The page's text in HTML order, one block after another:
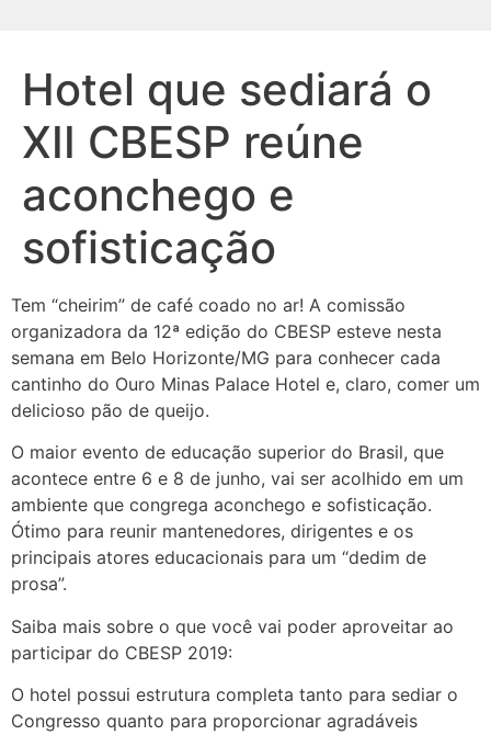
Hotel que sediará o
XII CBESP reúne
aconchego e
sofisticação
Tem “cheirim” de café coado no ar! A comissão
organizadora da 12ª edição do CBESP esteve nesta
semana em Belo Horizonte/MG para conhecer cada
cantinho do Ouro Minas Palace Hotel e, claro, comer um
delicioso pão de queijo.
O maior evento de educação superior do Brasil, que
acontece entre 6 e 8 de junho, vai ser acolhido em um
ambiente que congrega aconchego e sofisticação.
Ótimo para reunir mantenedores, dirigentes e os
principais atores educacionais para um “dedim de
prosa”.
Saiba mais sobre o que você vai poder aproveitar ao
participar do CBESP 2019:
O hotel possui estrutura completa tanto para sediar o
Congresso quanto para proporcionar agradáveis